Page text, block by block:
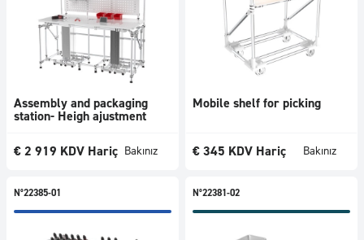
Assembly and packaging
station- Heigh ajustment
€ 2 919 KDV Hariç Bakınız
Mobile shelf for picking
€ 345 KDV Hariç Bakınız
N°22385-01 N°22381-02